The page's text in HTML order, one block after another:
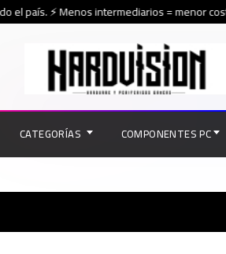
país. ⚡ Menos intermediarios = menor costo
CATEGORÍAS COMPONENTES PC